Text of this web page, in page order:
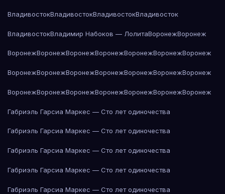
ВладивостокВладивостокВладивостокВладивосток
ВладивостокВладимир Набоков — ЛолитаВоронежВоронеж
ВоронежВоронежВоронежВоронежВоронежВоронежВоронеж
ВоронежВоронежВоронежВоронежВоронежВоронежВоронеж
ВоронежВоронежВоронежВоронежВоронежВоронежВоронеж
Габриэль Гарсиа Маркес — Сто лет одиночества
Габриэль Гарсиа Маркес — Сто лет одиночества
Габриэль Гарсиа Маркес — Сто лет одиночества
Габриэль Гарсиа Маркес — Сто лет одиночества
Габриэль Гарсиа Маркес — Сто лет одиночества